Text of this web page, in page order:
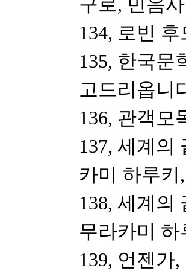
구로, 민음사
134, 로빈
135, 한국문
고드리옵니
136, 관객모
137, 세계의
카미 하루키
138, 세계의
무라카미
139, 언젠가